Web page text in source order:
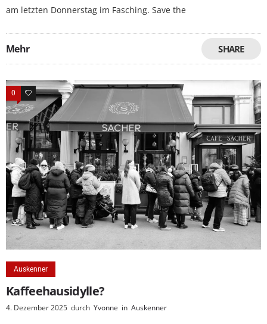
am letzten Donnerstag im Fasching. Save the
Mehr SHARE
0 0
Auskenner
Kaffeehausidylle?
4. Dezember 2025 durch Yvonne in Auskenner